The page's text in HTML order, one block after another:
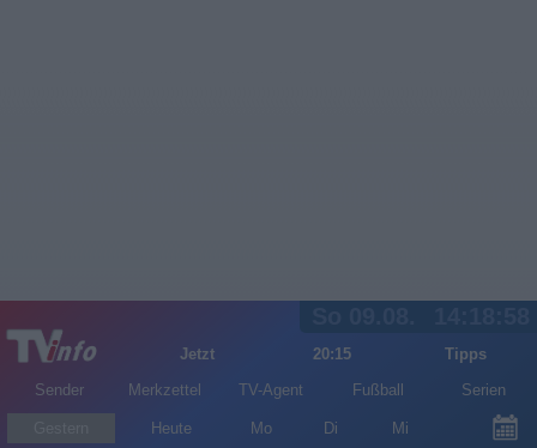
Jetzt 20:15
Tipps
Sender
Merkzettel TV-Agent Fußball Serien
Heute Mo Di Mi